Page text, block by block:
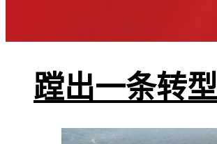
蹚出一条转